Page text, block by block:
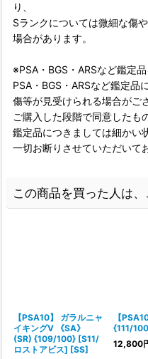
り、
Sランクについては微細な傷
場合があります。
※PSA・BGS・ARSなど鑑定品
PSA・BGS・ARSなど鑑定品
傷等が見受けられる場合がご
ご購入した段階で同意したも
鑑定品につきましては細かい
一切お断りさせていただいて
この商品を買った人は
【PSA10】 ガラルニャ
イキングV 《SA》
(SR) {109/100} [S11/
ロストアビス] [SS]
【
{111/
12,800